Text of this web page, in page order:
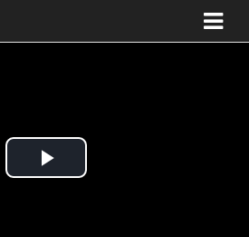
Play